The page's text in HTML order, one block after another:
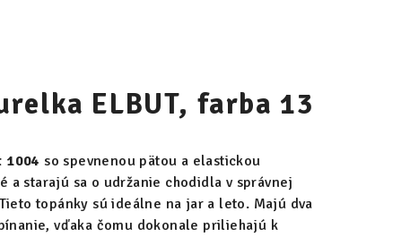
ELBUT, farba 13
1004 so spevnenou pätou a elastickou
a starajú sa o udržanie chodidla v správnej
topánky sú ideálne na jar a leto. Majú dva
vďaka čomu dokonale priliehajú k